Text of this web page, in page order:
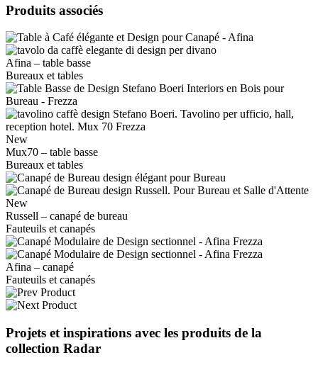
Produits associés
Afina – table basse
Bureaux et tables
New
Mux70 – table basse
Bureaux et tables
New
Russell – canapé de bureau
Fauteuils et canapés
Afina – canapé
Fauteuils et canapés
Projets et inspirations avec les produits de la
collection Radar